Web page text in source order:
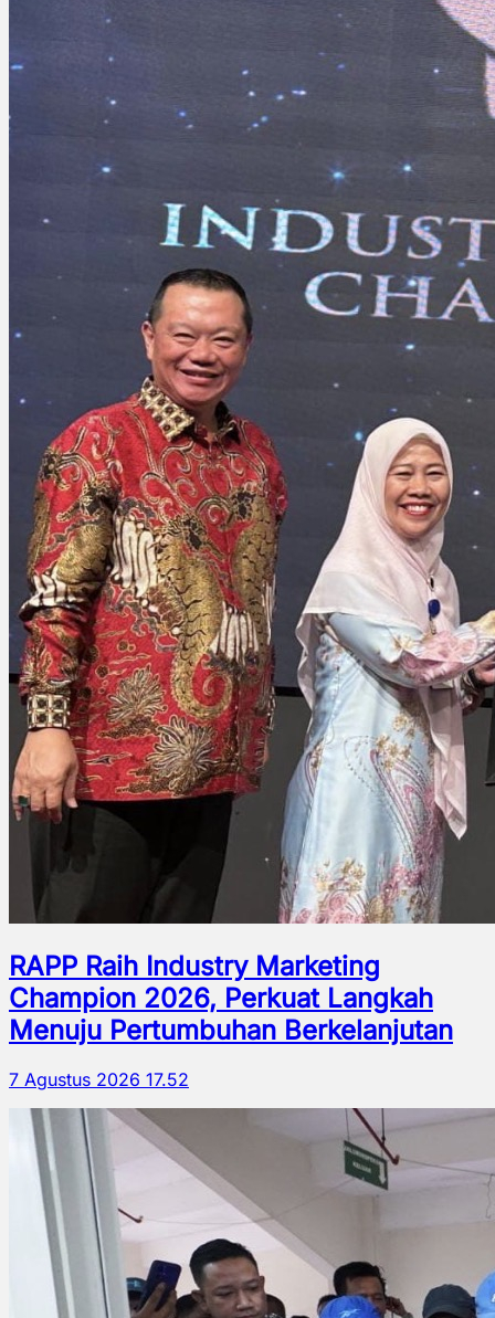
RAPP Raih Industry Marketing
Champion 2026, Perkuat Langkah
Menuju Pertumbuhan Berkelanjutan
7 Agustus 2026 17.52